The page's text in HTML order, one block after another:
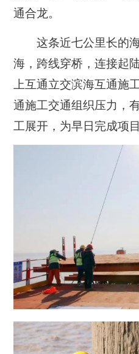
通合龙。
这条近七公里长的海
海，跨线穿桥，连接起
上互通立交滨海互通施
通施工交通组织压力，
工展开，为早日完成项